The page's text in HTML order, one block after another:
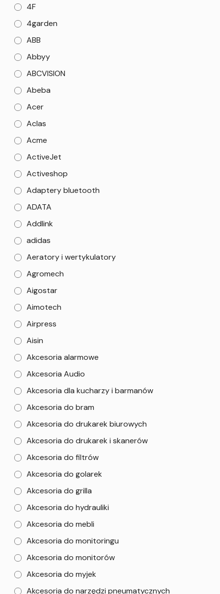
4F
4garden
ABB
Abbyy
ABCVISION
Abeba
Acer
Aclas
Acme
ActiveJet
Activeshop
Adaptery bluetooth
ADATA
Addlink
adidas
Aeratory i wertykulatory
Agromech
Aigostar
Aimotech
Airpress
Aisin
Akcesoria alarmowe
Akcesoria Audio
Akcesoria dla kucharzy i barmanów
Akcesoria do bram
Akcesoria do drukarek biurowych
Akcesoria do drukarek i skanerów
Akcesoria do filtrów
Akcesoria do golarek
Akcesoria do grilla
Akcesoria do hydrauliki
Akcesoria do mebli
Akcesoria do monitoringu
Akcesoria do monitorów
Akcesoria do myjek
Akcesoria do narzędzi pneumatycznych